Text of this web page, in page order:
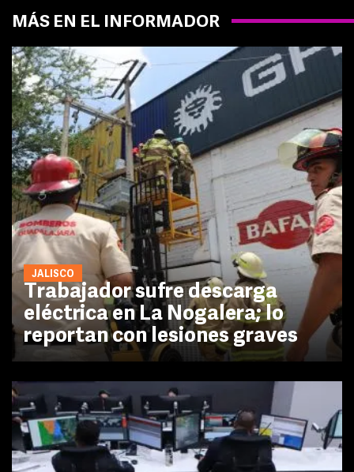
MÁS EN EL INFORMADOR
JALISCO
Trabajador sufre descarga
eléctrica en La Nogalera; lo
reportan con lesiones graves